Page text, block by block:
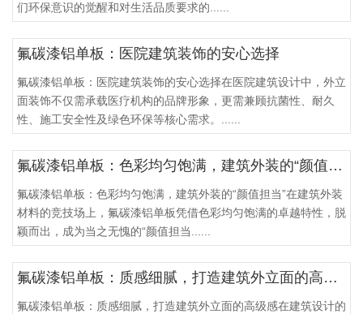
们环保意识的觉醒和对生活品质要求的......
氟碳漆铝单板：医院建筑装饰的安心选择
氟碳漆铝单板：医院建筑装饰的安心选择在医院建筑设计中，外立
面装饰不仅需承载医疗机构的品牌形象，更需兼顾抗菌性、耐久
性、施工安全性及绿色环保等核心需求。......
氟碳漆铝单板：色彩均匀饱满，建筑外装的“颜值担当”
氟碳漆铝单板：色彩均匀饱满，建筑外装的“颜值担当”在建筑外装
材料的竞技场上，氟碳漆铝单板凭借色彩均匀饱满的卓越特性，脱
颖而出，成为当之无愧的“颜值担当......
氟碳漆铝单板：质感细腻，打造建筑外立面的高级感
氟碳漆铝单板：质感细腻，打造建筑外立面的高级感在建筑设计的